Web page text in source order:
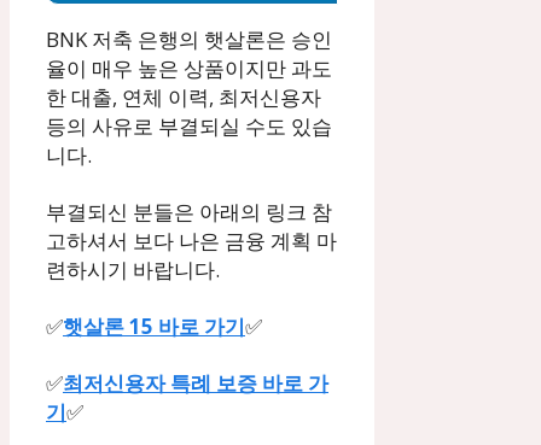
BNK 저축 은행의 햇살론은 승인
율이 매우 높은 상품이지만 과도
한 대출, 연체 이력, 최저신용자
등의 사유로 부결되실 수도 있습
니다.
부결되신 분들은 아래의 링크 참
고하셔서 보다 나은 금융 계획 마
련하시기 바랍니다.
✅햇살론 15 바로 가기✅
✅최저신용자 특례 보증 바로 가
기✅